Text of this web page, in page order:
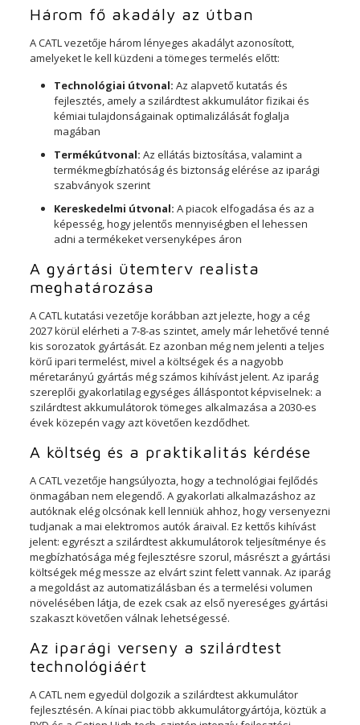
Három fő akadály az útban
A CATL vezetője három lényeges akadályt azonosított,
amelyeket le kell küzdeni a tömeges termelés előtt:
Technológiai útvonal: Az alapvető kutatás és
fejlesztés, amely a szilárdtest akkumulátor fizikai és
kémiai tulajdonságainak optimalizálását foglalja
magában
Termékútvonal: Az ellátás biztosítása, valamint a
termékmegbízhatóság és biztonság elérése az iparági
szabványok szerint
Kereskedelmi útvonal: A piacok elfogadása és az a
képesség, hogy jelentős mennyiségben el lehessen
adni a termékeket versenyképes áron
A gyártási ütemterv realista
meghatározása
A CATL kutatási vezetője korábban azt jelezte, hogy a cég
2027 körül elérheti a 7-8-as szintet, amely már lehetővé tenné
kis sorozatok gyártását. Ez azonban még nem jelenti a teljes
körű ipari termelést, mivel a költségek és a nagyobb
méretarányú gyártás még számos kihívást jelent. Az iparág
szereplői gyakorlatilag egységes álláspontot képviselnek: a
szilárdtest akkumulátorok tömeges alkalmazása a 2030-es
évek közepén vagy azt követően kezdődhet.
A költség és a praktikalitás kérdése
A CATL vezetője hangsúlyozta, hogy a technológiai fejlődés
önmagában nem elegendő. A gyakorlati alkalmazáshoz az
autóknak elég olcsónak kell lenniük ahhoz, hogy versenyezni
tudjanak a mai elektromos autók áraival. Ez kettős kihívást
jelent: egyrészt a szilárdtest akkumulátorok teljesítménye és
megbízhatósága még fejlesztésre szorul, másrészt a gyártási
költségek még messze az elvárt szint felett vannak. Az iparág
a megoldást az automatizálásban és a termelési volumen
növelésében látja, de ezek csak az első nyereséges gyártási
szakaszt követően válnak lehetségessé.
Az iparági verseny a szilárdtest
technológiáért
A CATL nem egyedül dolgozik a szilárdtest akkumulátor
fejlesztésén. A kínai piac több akkumulátorgyártója, köztük a